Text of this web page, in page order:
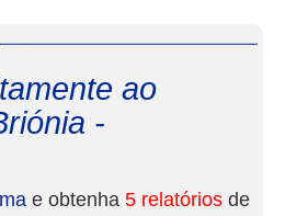
ao
-
e obtenha 5 relatórios de